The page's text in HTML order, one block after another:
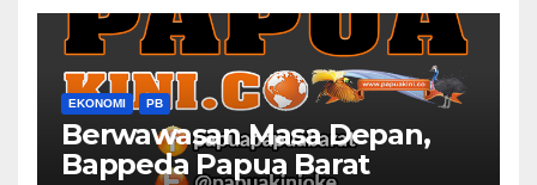
EKONOMI PB
Berwawasan Masa Depan,
Bappeda Papua Barat